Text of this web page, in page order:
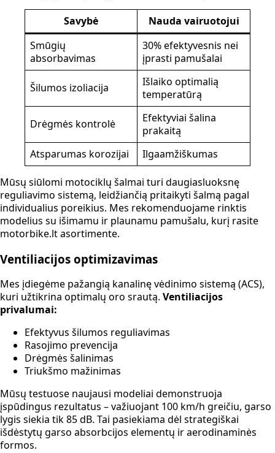
Savybė
Nauda vairuotojui
Smūgių
absorbavimas
30% efektyvesnis nei
įprasti pamušalai
Šilumos izoliacija
Išlaiko optimalią
temperatūrą
Drėgmės kontrolė
Efektyviai šalina
prakaitą
Atsparumas korozijai
Ilgaamžiškumas
Mūsų siūlomi motociklų šalmai turi daugiasluoksnę
reguliavimo sistemą, leidžiančią pritaikyti šalmą pagal
individualius poreikius. Mes rekomenduojame rinktis
modelius su išimamu ir plaunamu pamušalu, kurį rasite
motorbike.lt asortimente.
Ventiliacijos optimizavimas
Mes įdiegėme pažangią kanalinę vėdinimo sistemą (ACS),
kuri užtikrina optimalų oro srautą. Ventiliacijos
privalumai:
Efektyvus šilumos reguliavimas
Rasojimo prevencija
Drėgmės šalinimas
Triukšmo mažinimas
Mūsų testuose naujausi modeliai demonstruoja
įspūdingus rezultatus – važiuojant 100 km/h greičiu, garso
lygis siekia tik 85 dB. Tai pasiekiama dėl strategiškai
išdėstytų garso absorbcijos elementų ir aerodinaminės
formos.